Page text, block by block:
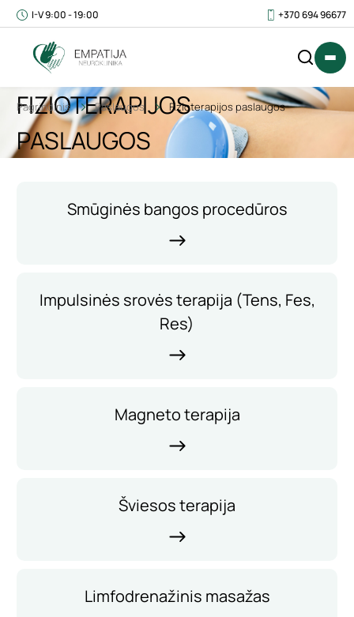
I-V 9:00 - 19:00 +370 694 96677
Pagrindinis Paslaugos Fizioterapijos paslaugos
FIZIOTERAPIJOS
PASLAUGOS
Smūginės bangos procedūros
Impulsinės srovės terapija (Tens, Fes,
Res)
Magneto terapija
Šviesos terapija
Limfodrenažinis masažas